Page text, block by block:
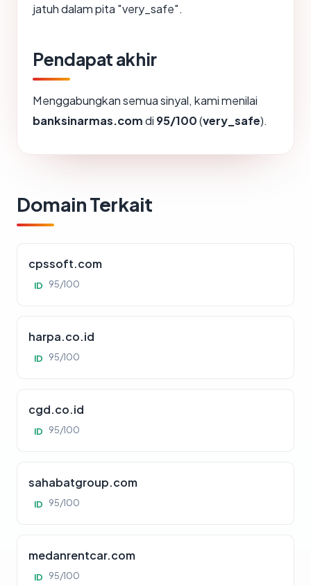
jatuh dalam pita "very_safe".
Pendapat akhir
Menggabungkan semua sinyal, kami menilai
banksinarmas.comdi 95/100(very_safe).
Domain Terkait
cpssoft.com
ID 95/100
harpa.co.id
ID 95/100
cgd.co.id
ID 95/100
sahabatgroup.com
ID 95/100
medanrentcar.com
ID 95/100